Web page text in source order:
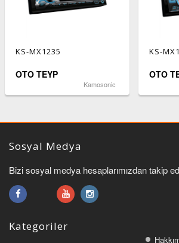
KS-MX1235
OTO TEYP
Kamosonic
KS-
OTO
Sosyal Medya
Bizi sosyal medya hesaplarımızdan takip
Kategoriler